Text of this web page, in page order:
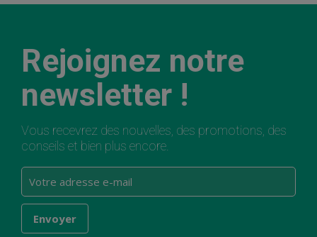
Rejoignez notre
newsletter !
Vous recevrez des nouvelles, des promotions, des
conseils et bien plus encore.